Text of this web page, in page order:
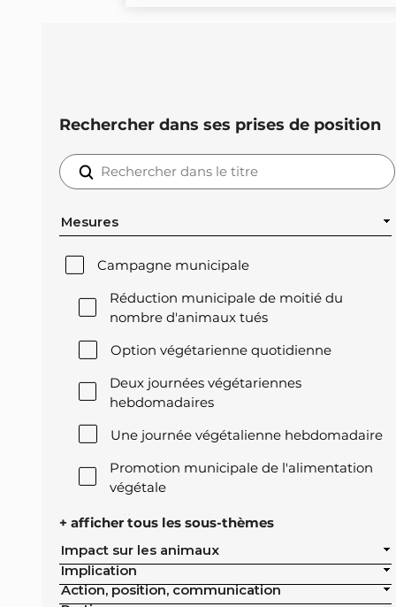
Rechercher dans ses prises de position
Mesures
Campagne municipale
Réduction municipale de moitié du
nombre d'animaux tués
Option végétarienne quotidienne
Deux journées végétariennes
hebdomadaires
Une journée végétalienne hebdomadaire
Promotion municipale de l'alimentation
végétale
Offre végétale lors des réceptions
Exclusion de l'élevage intensif des achats
publics de la ville
+ afficher tous les sous-thèmes
Impact sur les animaux
Implication
Action, position, communication